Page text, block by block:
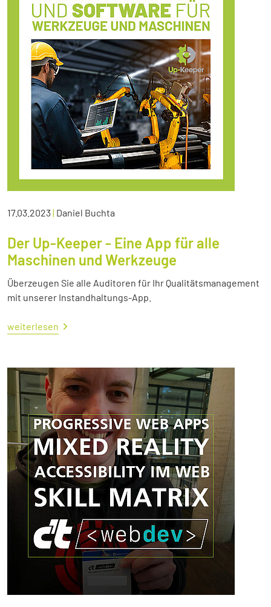
17.03.2023| Daniel Buchta
Der Up-Keeper - Eine App für alle
Maschinen und Werkzeuge
Überzeugen Sie alle Auditoren für Ihr Qualitätsmanagement
mit unserer Instandhaltungs-App.
weiterlesen